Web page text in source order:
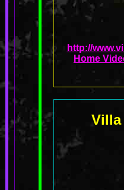
http://
Home
Villa